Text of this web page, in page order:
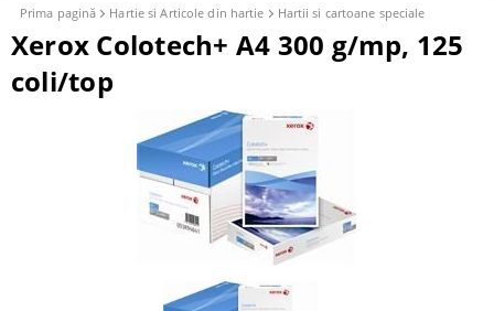
Prima pagină Hartie si Articole din hartie Hartii si cartoane speciale
Xerox Colotech+ A4 300 g/mp, 125
coli/top